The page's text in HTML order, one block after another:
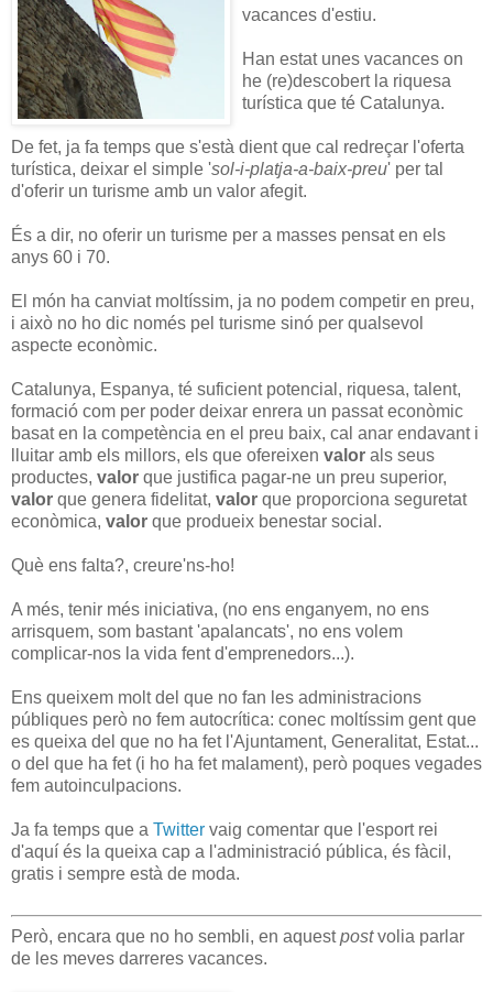
vacances d'estiu.
Han estat unes vacances on
he (re)descobert la riquesa
turística que té Catalunya.
De fet, ja fa temps que s'està dient que cal redreçar l'oferta
turística, deixar el simple 'sol-i-platja-a-baix-preu' per tal
d'oferir un turisme amb un valor afegit.
És a dir, no oferir un turisme per a masses pensat en els
anys 60 i 70.
El món ha canviat moltíssim, ja no podem competir en preu,
i això no ho dic només pel turisme sinó per qualsevol
aspecte econòmic.
Catalunya, Espanya, té suficient potencial, riquesa, talent,
formació com per poder deixar enrera un passat econòmic
basat en la competència en el preu baix, cal anar endavant i
lluitar amb els millors, els que ofereixen valor als seus
productes, valor que justifica pagar-ne un preu superior,
valor que genera fidelitat, valor que proporciona seguretat
econòmica, valor que produeix benestar social.
Què ens falta?, creure'ns-ho!
A més, tenir més iniciativa, (no ens enganyem, no ens
arrisquem, som bastant 'apalancats', no ens volem
complicar-nos la vida fent d'emprenedors...).
Ens queixem molt del que no fan les administracions
públiques però no fem autocrítica: conec moltíssim gent que
es queixa del que no ha fet l'Ajuntament, Generalitat, Estat...
o del que ha fet (i ho ha fet malament), però poques vegades
fem autoinculpacions.
Ja fa temps que a Twitter vaig comentar que l'esport rei
d'aquí és la queixa cap a l'administració pública, és fàcil,
gratis i sempre està de moda.
Però, encara que no ho sembli, en aquestpostvolia parlar
de les meves darreres vacances.